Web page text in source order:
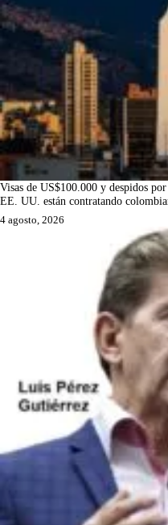
Visas de US$100.000 y despidos
EE. UU. están contratando
4 agosto, 2026